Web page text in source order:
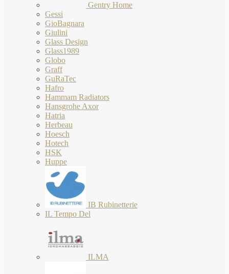
Gentry Home
Gessi
GioBagnara
Giulini
Glass Design
Glass1989
Globo
Graff
GuRaTec
Hafro
Hammam Radiators
Hansgrohe Axor
Hatria
Herbeau
Hoesch
Hotech
HSK
Huppe
IB Rubinetterie
IL Tempo Del
ILMA